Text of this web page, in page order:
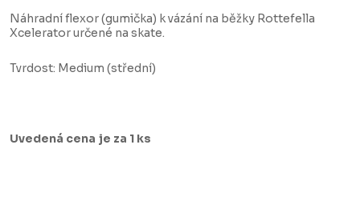
Náhradní flexor (gumička) k vázání na běžky Rottefella
Xcelerator určené na skate.
Tvrdost: Medium (střední)
Uvedená cena je za 1 ks